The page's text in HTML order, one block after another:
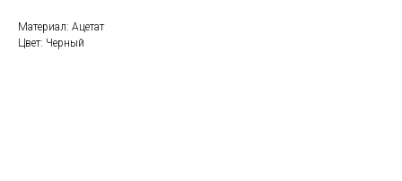
Материал: Ацетат
Цвет: Черный